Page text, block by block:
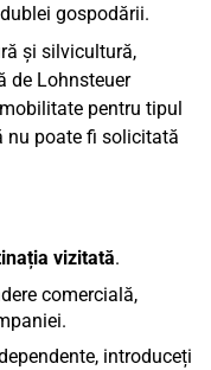
gospodării.
și silvicultură,
de Lohnsteuer
pentru tipul
nu poate fi solicitată
vizitată.
comercială,
introduceți